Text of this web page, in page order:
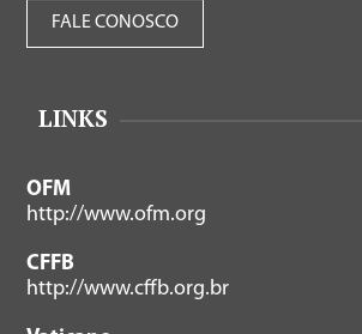
FALE CONOSCO
LINKS
OFM
http://www.ofm.org
CFFB
http://www.cffb.org.br